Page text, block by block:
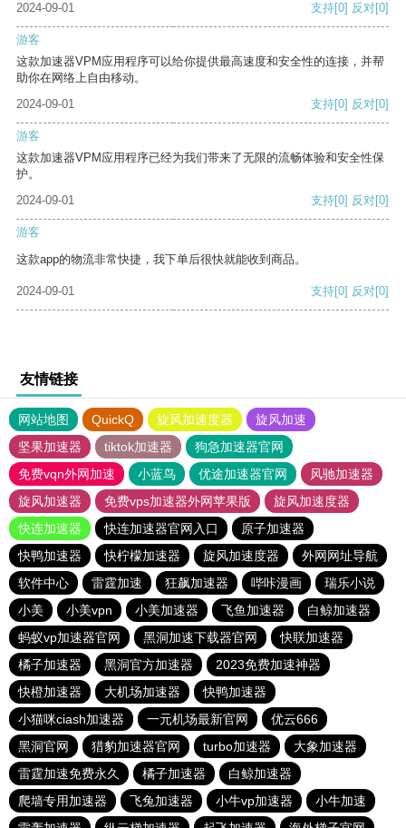
2024-09-01 支持[0] 反对[0]
游客
这款加速器VPM应用程序可以给你提供最高速度和安全性的连接，并帮
助你在网络上自由移动。
2024-09-01
支持[0] 反对[0]
游客
这款加速器VPM应用程序已经为我们带来了无限的流畅体验和安全性保
护。
2024-09-01
支持[0] 反对[0]
游客
这款app的物流非常快捷，我下单后很快就能收到商品。
2024-09-01 支持[0] 反对[0]
友情链接
网站地图 QuickQ 旋风加速度器
旋风加速
坚果加速器
tiktok加速器
狗急加速器官网
免费vqn外网加速
小蓝鸟 优途加速器官网
风驰加速器
旋风加速器
免费vps加速器外网苹果版
旋风加速度器
快连加速器
快连加速器官网入口
原子加速器
快鸭加速器
快柠檬加速器 旋风加速度器
外网网址导航
软件中心
雷霆加速 狂飙加速器 哔咔漫画
瑞乐小说
小美
小美vpn 小美加速器 飞鱼加速器
白鲸加速器
蚂蚁vp加速器官网
黑洞加速下载器官网
快联加速器
橘子加速器
黑洞官方加速器
2023免费加速神器
快橙加速器
大机场加速器
快鸭加速器
小猫咪ciash加速器
一元机场最新官网
优云666
黑洞官网
猎豹加速器官网 turbo加速器
大象加速器
雷霆加速免费永久
橘子加速器
白鲸加速器
爬墙专用加速器
飞兔加速器 小牛vp加速器
小牛加速